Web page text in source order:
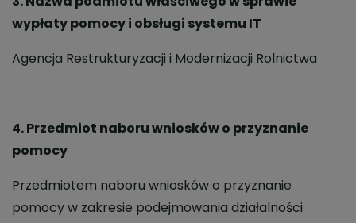
wypłaty pomocy i obsługi systemu IT
Agencja Restrukturyzacji i Modernizacji Rolnictwa
4. Przedmiot naboru wniosków o przyznanie
pomocy
Przedmiotem naboru wniosków o przyznanie
pomocy w zakresie podejmowania działalności